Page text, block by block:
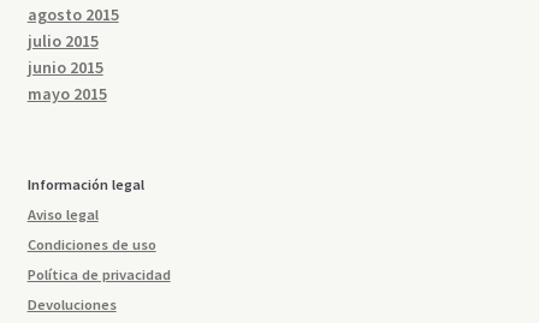
agosto 2015
julio 2015
junio 2015
mayo 2015
Información legal
Aviso legal
Condiciones de uso
Política de privacidad
Devoluciones